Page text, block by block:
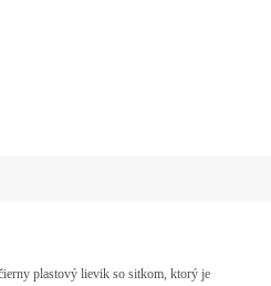
plastový lievik so sitkom, ktorý je